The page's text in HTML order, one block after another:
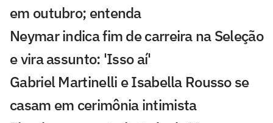
em outubro; entenda
Neymar indica fim de carreira na Seleção
e vira assunto: 'Isso aí'
Gabriel Martinelli e Isabella Rousso se
casam em cerimônia intimista